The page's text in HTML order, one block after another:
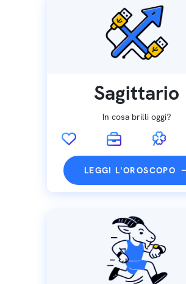
Sagittario
In cosa brilli oggi?
LEGGI L'OROSCOPO